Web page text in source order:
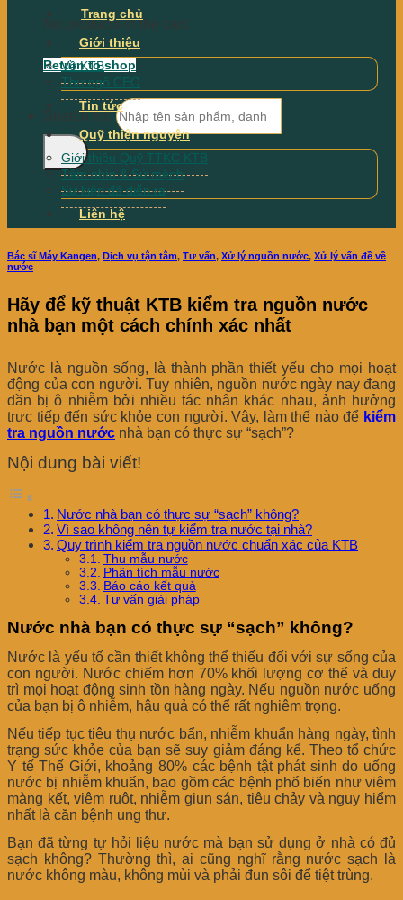
No products in the cart.
Return to shop
Search for:
Trang chủ
Giới thiệu
Về KTB
Thư ngõ CEO
Tin tức
Quỹ thiện nguyện
Giới thiệu Quỹ TTKC KTB
Tầm nhìn & Sứ mệnh
Sự kiện đã diễn ra
Liên hệ
Bác sĩ Máy Kangen, Dịch vụ tận tâm, Tư vấn, Xử lý nguồn nước, Xử lý vấn đề về
nước
Hãy để kỹ thuật KTB kiểm tra nguồn nước
nhà bạn một cách chính xác nhất
Nước là nguồn sống, là thành phần thiết yếu cho mọi hoạt
động của con người. Tuy nhiên, nguồn nước ngày nay đang
dần bị ô nhiễm bởi nhiều tác nhân khác nhau, ảnh hưởng
trực tiếp đến sức khỏe con người. Vậy, làm thế nào để kiểm
tra nguồn nước nhà bạn có thực sự “sạch”?
Nội dung bài viết!
Nước nhà bạn có thực sự “sạch” không?
Vì sao không nên tự kiểm tra nước tại nhà?
Quy trình kiểm tra nguồn nước chuẩn xác của KTB
Thu mẫu nước
Phân tích mẫu nước
Báo cáo kết quả
Tư vấn giải pháp
Nước nhà bạn có thực sự “sạch” không?
Nước là yếu tố cần thiết không thể thiếu đối với sự sống của
con người. Nước chiếm hơn 70% khối lượng cơ thể và duy
trì mọi hoạt động sinh tồn hàng ngày. Nếu nguồn nước uống
của bạn bị ô nhiễm, hậu quả có thể rất nghiêm trọng.
Nếu tiếp tục tiêu thụ nước bẩn, nhiễm khuẩn hàng ngày, tình
trạng sức khỏe của bạn sẽ suy giảm đáng kể. Theo tổ chức
Y tế Thế Giới, khoảng 80% các bệnh tật phát sinh do uống
nước bị nhiễm khuẩn, bao gồm các bệnh phổ biến như viêm
màng kết, viêm ruột, nhiễm giun sán, tiêu chảy và nguy hiểm
nhất là căn bệnh ung thư.
Bạn đã từng tự hỏi liệu nước mà bạn sử dụng ở nhà có đủ
sạch không? Thường thì, ai cũng nghĩ rằng nước sạch là
nước không màu, không mùi và phải đun sôi để tiệt trùng.